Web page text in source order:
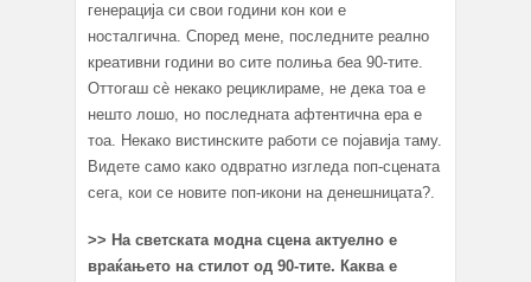
генерација си свои години кон кои е
носталгична. Според мене, последните реално
креативни години во сите полиња беа 90-тите.
Оттогаш сè некако рециклираме, не дека тоа е
нешто лошо, но последната афтентична ера е
тоа. Некако вистинските работи се појавија таму.
Видете само како одвратно изгледа поп-сцената
сега, кои се новите поп-икони на денешницата?.
>> На светската модна сцена актуелно е
враќањето на стилот од 90-тите. Каква е